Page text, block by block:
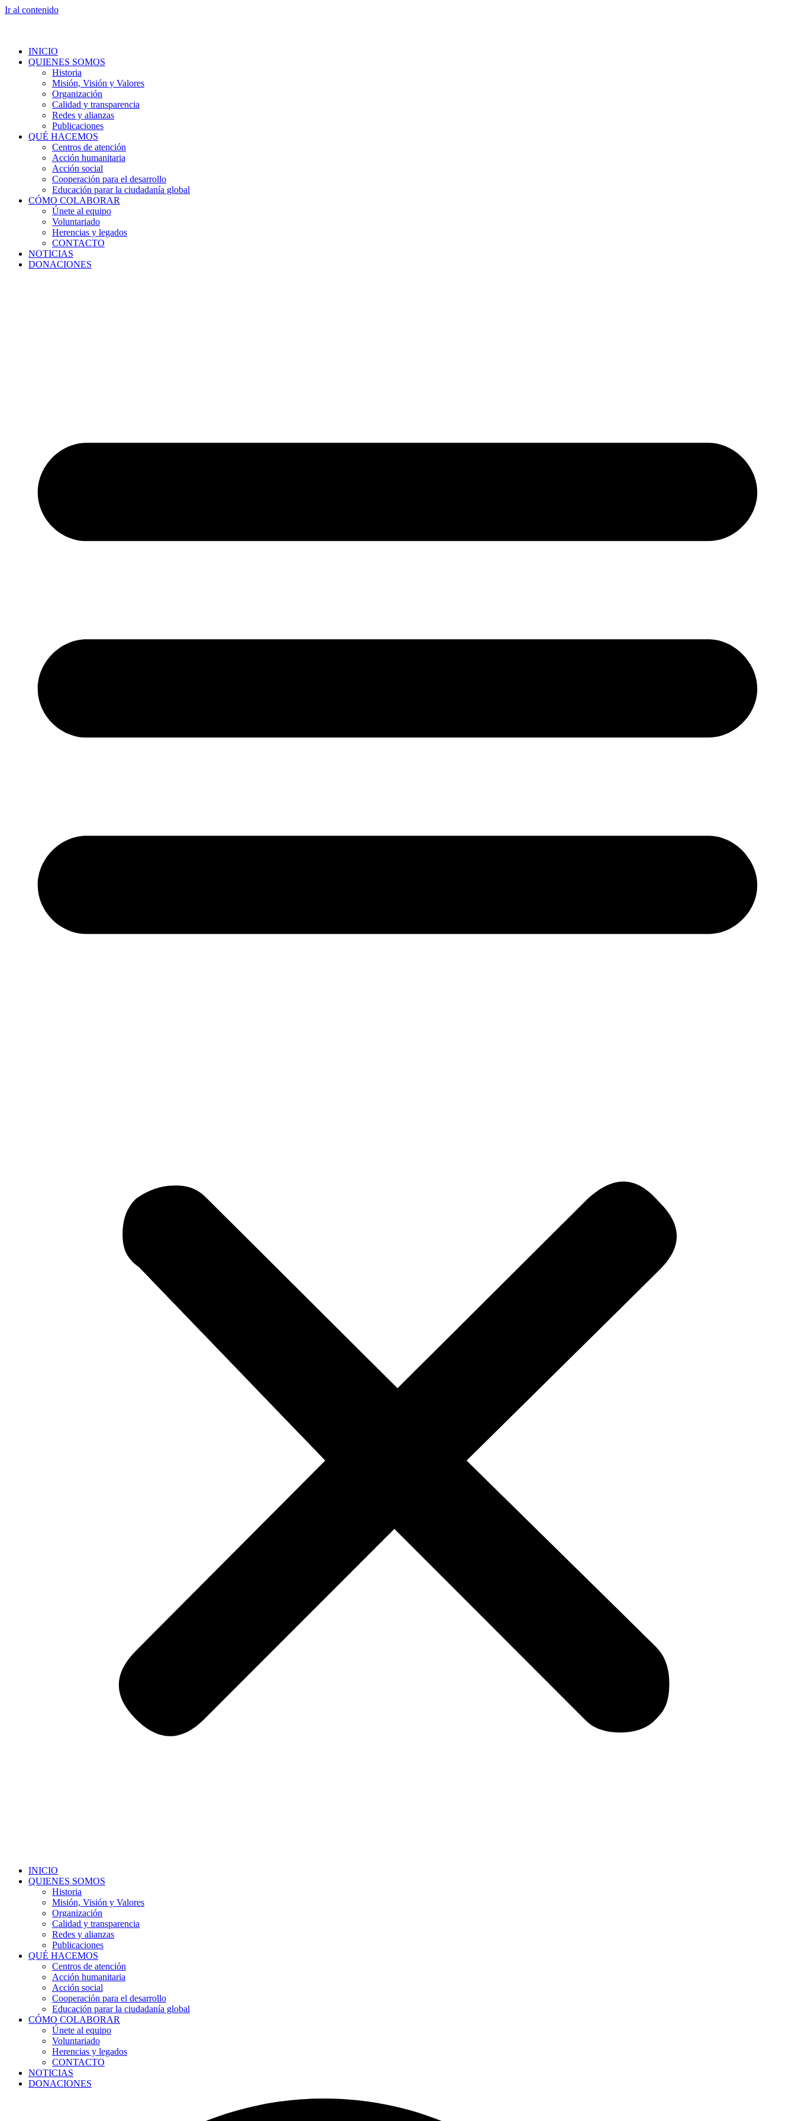
Ir al contenido
INICIO
QUIENES SOMOS
Historia
Misión, Visión y Valores
Organización
Calidad y transparencia
Redes y alianzas
Publicaciones
QUÉ HACEMOS
Centros de atención
Acción humanitaria
Acción social
Cooperación para el desarrollo
Educación parar la ciudadanía global
CÓMO COLABORAR
Únete al equipo
Voluntariado
Herencias y legados
CONTACTO
NOTICIAS
DONACIONES
INICIO
QUIENES SOMOS
Historia
Misión, Visión y Valores
Organización
Calidad y transparencia
Redes y alianzas
Publicaciones
QUÉ HACEMOS
Centros de atención
Acción humanitaria
Acción social
Cooperación para el desarrollo
Educación parar la ciudadanía global
CÓMO COLABORAR
Únete al equipo
Voluntariado
Herencias y legados
CONTACTO
NOTICIAS
DONACIONES